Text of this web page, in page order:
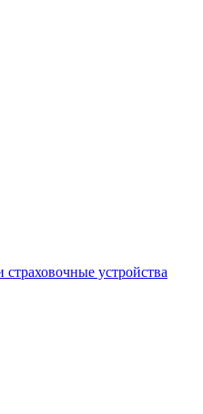
устройства